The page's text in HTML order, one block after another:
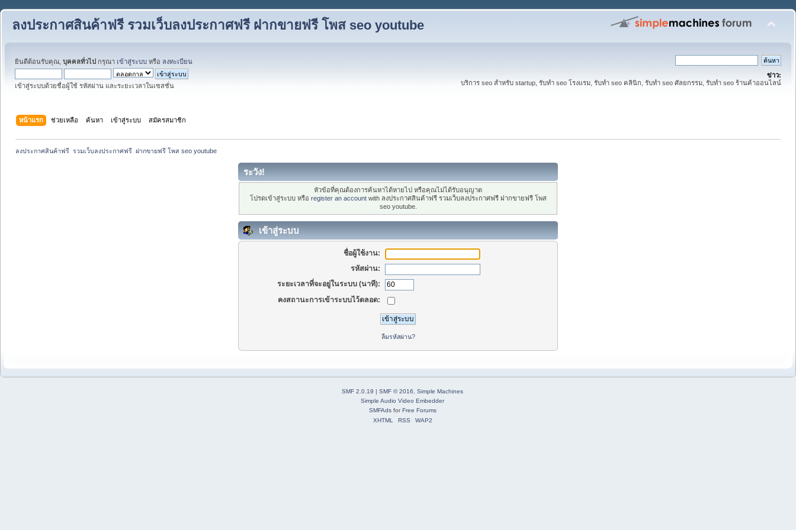
ลงประกาศสินค้าฟรี รวมเว็บลงประกาศฟรี ฝากขายฟรี โพส seo youtube
ยินดีต้อนรับคุณ, บุคคลทั่วไป กรุณา เข้าสู่ระบบ หรือ ลงทะเบียน
เข้าสู่ระบบด้วยชื่อผู้ใช้ รหัสผ่าน และระยะเวลาในเซสชั่น
ข่าว:
บริการ seo สำหรับ startup, รับทำ seo โรงแรม, รับทำ seo คลินิก, รับทำ seo ศัลยกรรม, รับทำ seo ร้านค้าออนไลน์
หน้าแรก ช่วยเหลือ ค้นหา เข้าสู่ระบบ สมัครสมาชิก
ลงประกาศสินค้าฟรี  รวมเว็บลงประกาศฟรี  ฝากขายฟรี โพส seo youtube
ระวัง!
หัวข้อที่คุณต้องการค้นหาได้หายไป หรือคุณไม่ได้รับอนุญาต
โปรดเข้าสู่ระบบ หรือ register an accountwith ลงประกาศสินค้าฟรี รวมเว็บลงประกาศฟรี ฝากขายฟรี โพส
seo youtube.
เข้าสู่ระบบ
ชื่อผู้ใช้งาน:
รหัสผ่าน:
ระยะเวลาที่จะอยู่ในระบบ (นาที):
คงสถานะการเข้าระบบไว้ตลอด:
ลืมรหัสผ่าน?
SMF 2.0.19 | SMF © 2016
Simple Machines
Simple Audio Video Embedder
SMFAdsforFree Forums
XHTML
RSS WAP2